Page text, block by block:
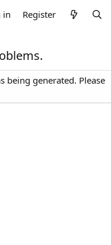
in Register
being generated. Please